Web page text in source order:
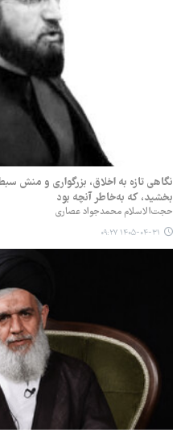
نگاهی تازه به اخلاق، بزرگواری و منش
بخشید، که به‌خاطر آنچه بود
حجت‌الاسلام محمدجواد عصاری
۱۴۰۵-۰۴-۳۱ ۰۹:۲۷